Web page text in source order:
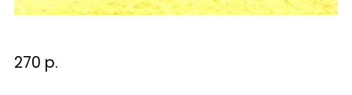
270 p.